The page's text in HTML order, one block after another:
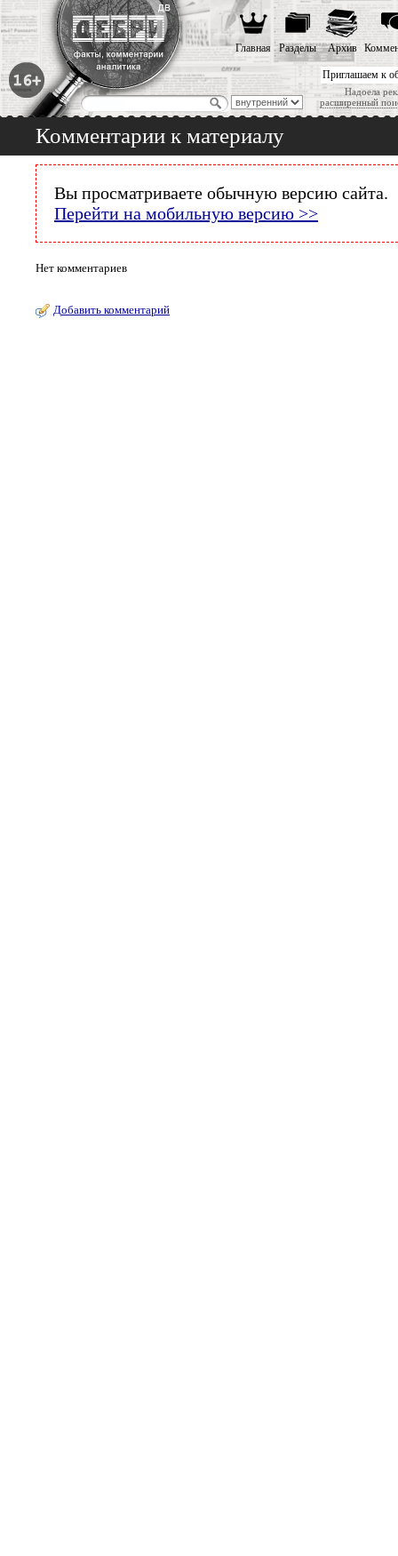
Приглашаем к
Надоела
расширенный
Главная Разделы Архив
Комментарии к материалу
Вы просматриваете обычную версию сайта.
Перейти на мобильную версию >>
Нет комментариев
Добавить комментарий